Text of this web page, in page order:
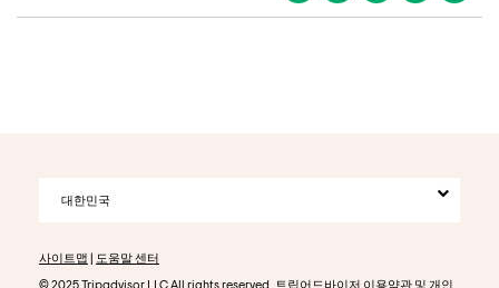
대한민국
사이트맵 | 도움말 센터
© 2025 Tripadvisor LLC All rights reserved. 트립어드바이저 이용약관 및 개인